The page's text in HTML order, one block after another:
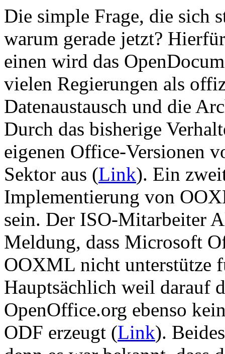
Die simple Frage, die sich
warum gerade jetzt?
einen wird das
vielen Regierungen als
Datenaustausch und die
Durch das bisherige
eigenen Office-Versionen
Sektor aus (Link). Ein
Implementierung von
sein. Der ISO-Mitarbeiter
Meldung, dass Microsoft
OOXML nicht unterstütze
Hauptsächlich weil darauf
OpenOffice.org ebenso
ODF erzeugt (Link).